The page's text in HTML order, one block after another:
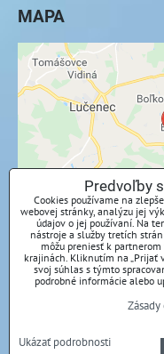
MAPA
Externý obsah
Prajete si
Povoliť a zapamätať
Otvoriť
Predvoľby
Cookies používame na
webovej stránky, analýzu jej
údajov o jej používaní. Na
nástroje a služby tretích
môžu preniesť k partnerom
krajinách. Kliknutím na „Prijať
svoj súhlas s týmto
podrobné informácie alebo
Ukázať podrobnosti